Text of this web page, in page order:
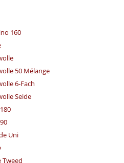
160
50 Mélange
6-Fach
Seide
Uni